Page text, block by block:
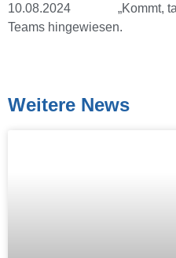
10.08.2024 „Kommt,
Teams hingewiesen.
Weitere News